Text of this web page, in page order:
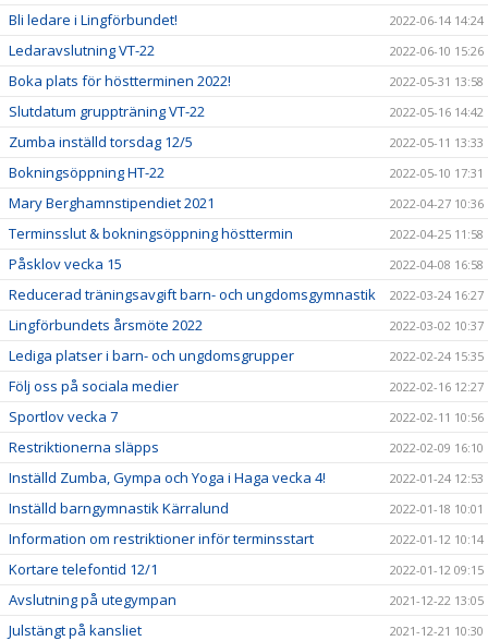
Bli ledare i Lingförbundet! 2022-06-14 14:24
Ledaravslutning VT-22 2022-06-10 15:26
Boka plats för höstterminen 2022! 2022-05-31 13:58
Slutdatum gruppträning VT-22 2022-05-16 14:42
Zumba inställd torsdag 12/5 2022-05-11 13:33
Bokningsöppning HT-22 2022-05-10 17:31
Mary Berghamnstipendiet 2021 2022-04-27 10:36
Terminsslut & bokningsöppning hösttermin 2022-04-25 11:58
Påsklov vecka 15 2022-04-08 16:58
Reducerad träningsavgift barn- och ungdomsgymnastik 2022-03-24 16:27
Lingförbundets årsmöte 2022 2022-03-02 10:37
Lediga platser i barn- och ungdomsgrupper 2022-02-24 15:35
Följ oss på sociala medier 2022-02-16 12:27
Sportlov vecka 7 2022-02-11 10:56
Restriktionerna släpps 2022-02-09 16:10
Inställd Zumba, Gympa och Yoga i Haga vecka 4! 2022-01-24 12:53
Inställd barngymnastik Kärralund 2022-01-18 10:01
Information om restriktioner inför terminsstart 2022-01-12 10:14
Kortare telefontid 12/1 2022-01-12 09:15
Avslutning på utegympan 2021-12-22 13:05
Julstängt på kansliet 2021-12-21 10:30